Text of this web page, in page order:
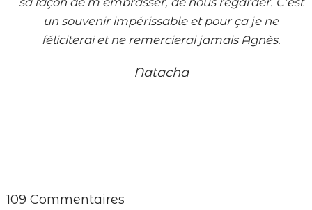
un souvenir impérissable et pour ça je ne
féliciterai et ne remercierai jamais Agnès.
Natacha
109 Commentaires